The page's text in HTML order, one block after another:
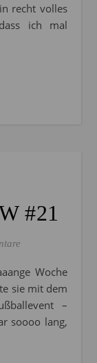
recht volles
ich mal
#21
sie mit dem
–
soooo lang,